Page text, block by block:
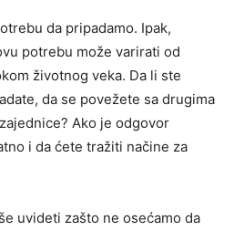
da pripadamo. Ipak,
potrebu može varirati od
životnog veka. Da li ste
da se povežete sa drugima
Ako je odgovor
i da ćete tražiti načine za
uvideti zašto ne osećamo da